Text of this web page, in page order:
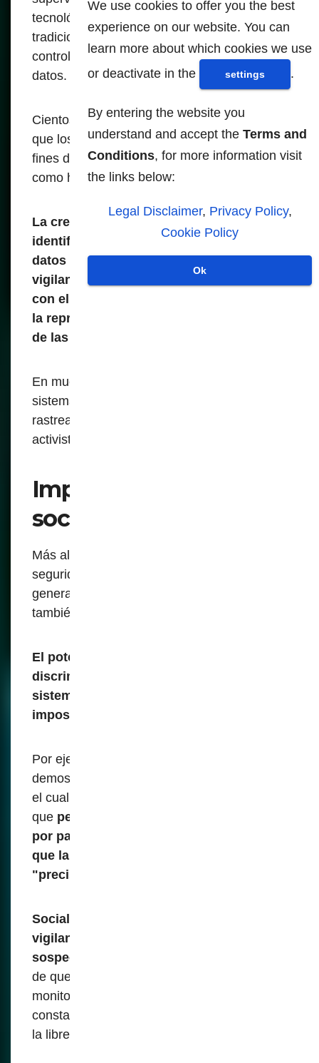
We use cookies to offer you the best
experience on our website. You can
learn more about which cookies we use
or deactivate in the
settings .
By entering the website you
understand and accept the Terms and
Conditions, for more information visit
the links below:
Legal Disclaimer, Privacy Policy,
Cookie Policy
Ok
tecnológica facilita el paso de las formas
tradicionales de gobernanza a una forma de
control social más generalizada y basada en
datos.
Cientos de casos recientes nos demuestran
que los avances tecnológicos utilizados con
fines de supuesta seguridad suelen servir
como herramientas de opresión.
La creciente implementación de
identificaciones biométricas, bases de
datos nacionales e infraestructura de
vigilancia se encuentra claramente ligada
con el endurecimiento del control estatal,
la represión de la disidencia y la erosión
de las libertades civiles.
En muchos regímenes, se han empleado
sistemas biométricos para identificar,
rastrear y reprimir a opositores políticos y
activistas bajo el pretexto de la seguridad.
Implicaciones éticas y
sociales
Más allá de las preocupaciones de
seguridad y privacidad, la adopción
generalizada de la biométrica plantea
también profundas cuestiones éticas.
El potencial de uso indebido,
discriminación y marginación basado en
sistemas de identificacion digital son
imposibles de ignorar.
Por ejemplo, los sistemas biométricos han
demostrado sesgos, debido al "material" con
el cual se instruye a los modelos de IA, lo
que permite imponer un control sesgado
por parte de las instituciones, mientras
que la población cree que es un sistema
"preciso"
Socialmente, la normalización de la
vigilancia biométrica fomenta un clima de
sospecha y conformismo
de que los datos biométricos son
monitoreados y almacenados
constantemente puede causar la erosión de
la libre expresión y fomenta la autocensura.